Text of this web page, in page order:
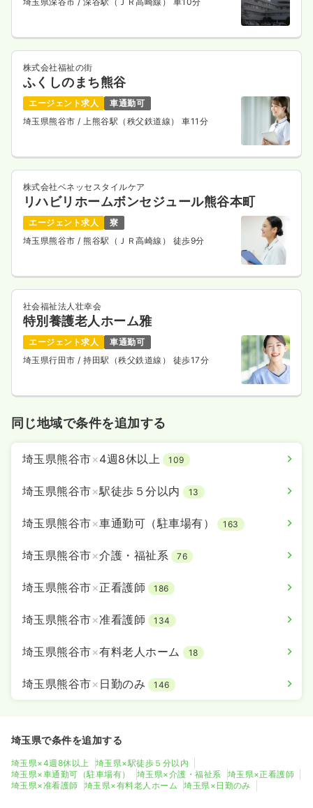
株式会社福祉の街
ふくしのまち熊谷
エージェント求人
車通勤可
埼玉県熊谷市/ 上熊谷駅（秩父鉄道線） 車11分
株式会社ベネッセスタイルケア
リハビリホームボンセジュール熊谷本町
エージェント求人
寮
埼玉県熊谷市/ 熊谷駅（ＪＲ高崎線） 徒歩9分
社会福祉法人壮幸会
特別養護老人ホーム雅
エージェント求人
車通勤可
埼玉県行田市/ 持田駅（秩父鉄道線） 徒歩17分
同じ地域で条件を追加する
埼玉県熊谷市×4週8休以上 109
埼玉県熊谷市×駅徒歩５分以内 13
埼玉県熊谷市×車通勤可（駐車場有） 163
埼玉県熊谷市×介護・福祉系 76
埼玉県熊谷市×正看護師 186
埼玉県熊谷市×准看護師 134
埼玉県熊谷市×有料老人ホーム 18
埼玉県熊谷市× 日勤のみ 146
埼玉県で条件を追加する
埼玉県×4週8休以上
埼玉県×駅徒歩５分以内
埼玉県×車通勤可（駐車場有）
埼玉県×介護・福祉系
埼玉県×正看護師
埼玉県×准看護師
埼玉県×有料老人ホーム 埼玉県×日勤のみ